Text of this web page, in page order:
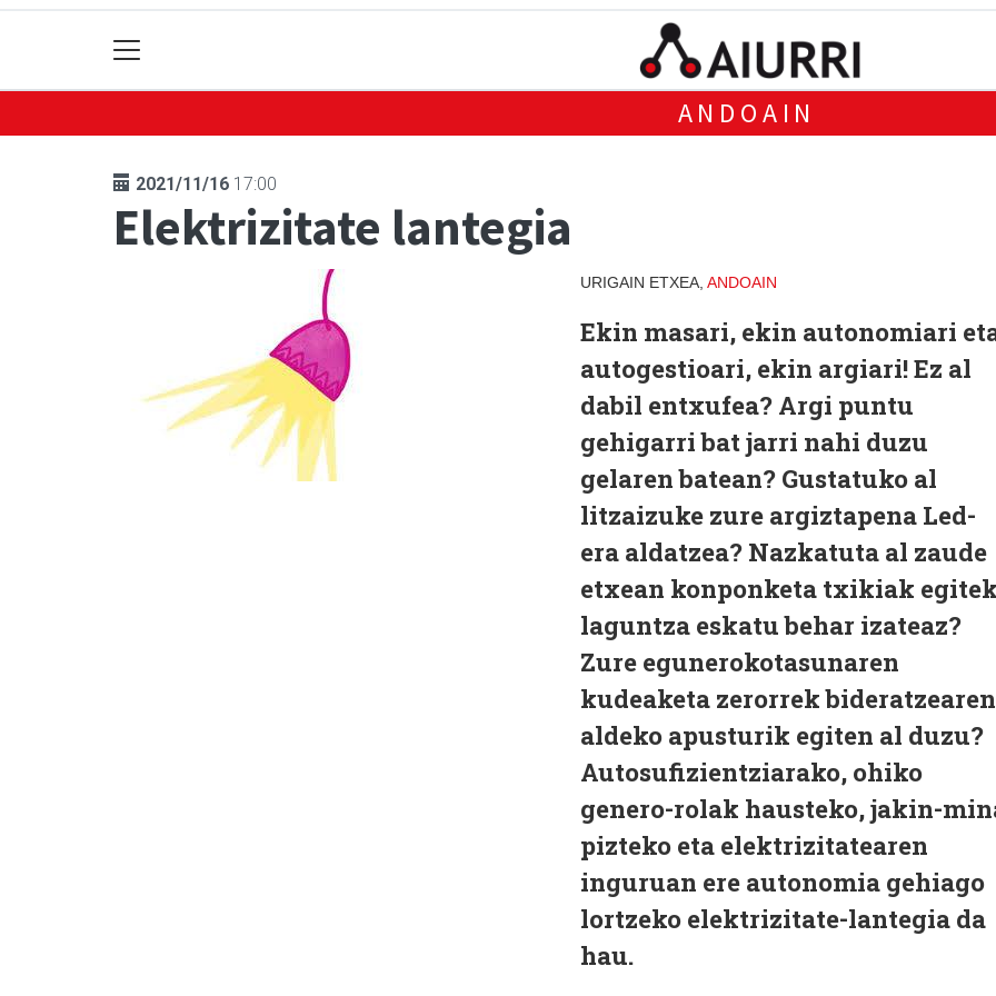
ANDOAIN
2021/11/16 17:00
Elektrizitate lantegia
URIGAIN ETXEA, ANDOAIN
Ekin masari, ekin autonomiari
autogestioari, ekin argiari! Ez al
dabil entxufea? Argi puntu
gehigarri bat jarri nahi duzu
gelaren batean? Gustatuko al
litzaizuke zure argiztapena Led-
era aldatzea? Nazkatuta al zaude
etxean konponketa txikiak
laguntza eskatu behar izateaz?
Zure egunerokotasunaren
kudeaketa zerorrek bideratzearen
aldeko apusturik egiten al duzu?
Autosufizientziarako, ohiko
genero-rolak hausteko, jakin-
pizteko eta elektrizitatearen
inguruan ere autonomia gehiago
lortzeko elektrizitate-lantegia da
hau.